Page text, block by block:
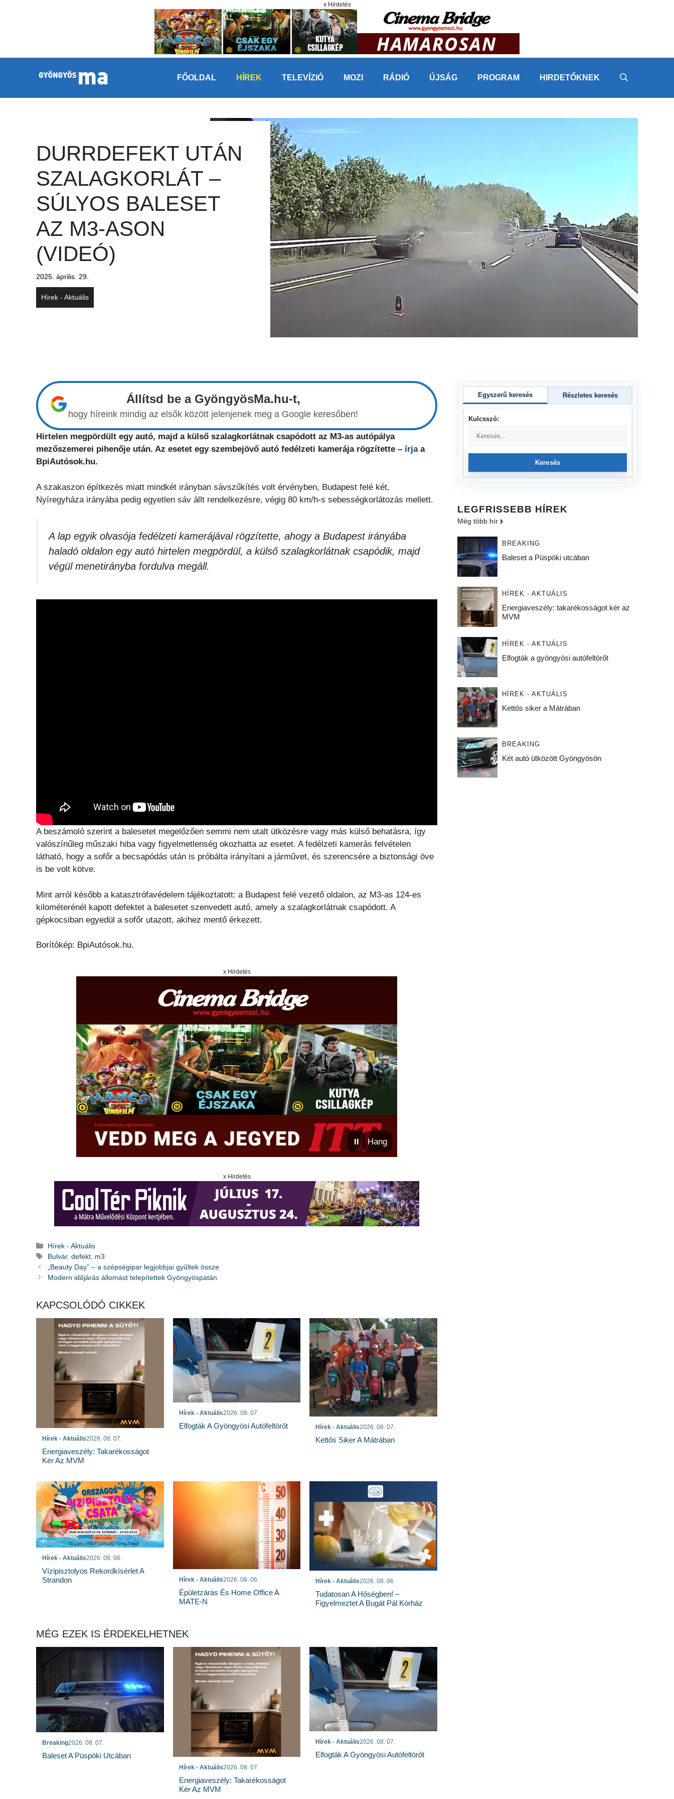
x Hirdetés
FŐOLDAL HÍREK TELEVÍZIÓ MOZI RÁDIÓ ÚJSÁG PROGRAM HIRDETŐKNEK
DURRDEFEKT UTÁN
SZALAGKORLÁT –
SÚLYOS BALESET
AZ M3-ASON
(VIDEÓ)
2025. április. 29.
Hírek - Aktuális
Állítsd be a GyöngyösMa.hu-t,
hogy híreink mindig az elsők között jelenjenek meg a Google keresőben!
Hirtelen megpördült egy autó, majd a külső szalagkorlátnak csapódott az M3-as autópálya
mezőszemerei pihenője után. Az esetet egy szembejövő autó fedélzeti kamerája rögzítette – írja a
BpiAutósok.hu.
A szakaszon építkezés miatt mindkét irányban sávszűkítés volt érvényben, Budapest felé két,
Nyíregyháza irányába pedig egyetlen sáv állt rendelkezésre, végig 80 km/h-s sebességkorlátozás mellett.
A lap egyik olvasója fedélzeti kamerájával rögzítette, ahogy a Budapest irányába
haladó oldalon egy autó hirtelen megpördül, a külső szalagkorlátnak csapódik, majd
végül menetirányba fordulva megáll.
A beszámoló szerint a balesetet megelőzően semmi nem utalt ütközésre vagy más külső behatásra, így
valószínűleg műszaki hiba vagy figyelmetlenség okozhatta az esetet. A fedélzeti kamerás felvételen
látható, hogy a sofőr a becsapódás után is próbálta irányítani a járművet, és szerencsére a biztonsági öve
is be volt kötve.
Mint arról később a katasztrófavédelem tájékoztatott: a Budapest felé vezető oldalon, az M3-as 124-es
kilométerénél kapott defektet a balesetet szenvedett autó, amely a szalagkorlátnak csapódott. A
gépkocsiban egyedül a sofőr utazott, akihez mentő érkezett.
Borítókép: BpiAutósok.hu.
x Hirdetés
⏸ Hang
x Hirdetés
Kategória
Hírek - Aktuális
Címkék
Bulvár,defekt m3
„Beauty Day” – a szépségipar legjobbjai gyűltek össze
Modern időjárás állomást telepítettek Gyöngyöspatán
KAPCSOLÓDÓ CIKKEK
Hírek - Aktuális2026. 08. 07.
Energiaveszély: Takarékosságot
Kér Az MVM
Hírek - Aktuális2026. 08. 07.
Elfogták A Gyöngyösi Autófeltörőt Hírek - Aktuális2026. 08. 07.
Kettős Siker A Mátrában
Hírek - Aktuális2026. 08. 06.
Vízipisztolyos Rekordkísérlet A
Strandon
Hírek - Aktuális2026. 08. 06.
Épületzárás És Home Office A
MATE-N
Hírek - Aktuális2026. 08. 06.
Tudatosan A Hőségben! –
Figyelmeztet A Bugát Pál Kórház
MÉG EZEK IS ÉRDEKELHETNEK
Breaking2026. 08. 07.
Baleset A Püspöki Utcában
Hírek - Aktuális2026. 08. 07.
Energiaveszély: Takarékosságot
Kér Az MVM
Hírek - Aktuális2026. 08. 07.
Elfogták A Gyöngyösi Autófeltörőt
Egyszerű keresés Részletes keresés
Kulcsszó:
Keresés
LEGFRISSEBB HÍREK
Még több hír
BREAKING
Baleset a Püspöki utcában
HÍREK - AKTUÁLIS
Energiaveszély: takarékosságot kér az
MVM
HÍREK - AKTUÁLIS
Elfogták a gyöngyösi autófeltörőt
HÍREK - AKTUÁLIS
Kettős siker a Mátrában
BREAKING
Két autó ütközött Gyöngyösön